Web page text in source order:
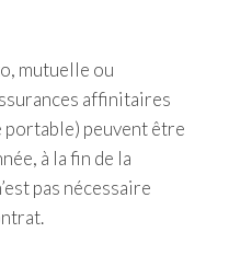
mutuelle ou
affinitaires
portable) peuvent être
à la fin de la
pas nécessaire